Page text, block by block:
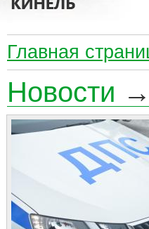
Главная
Новости